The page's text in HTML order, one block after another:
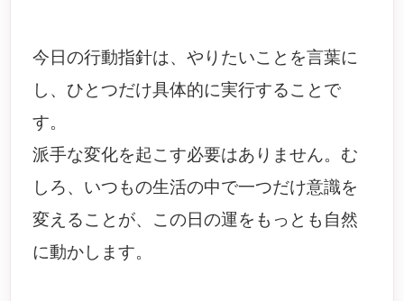
今日の行動指針は、やりたいことを言葉に
し、ひとつだけ具体的に実行することで
す。
派手な変化を起こす必要はありません。む
しろ、いつもの生活の中で一つだけ意識を
変えることが、この日の運をもっとも自然
に動かします。